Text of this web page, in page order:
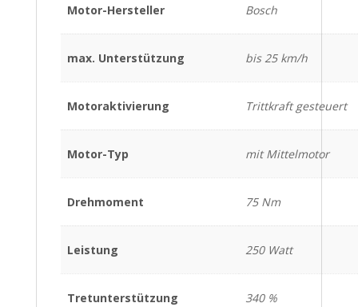
Motor-Hersteller Bosch
max. Unterstützung bis 25 km/h
Motoraktivierung Trittkraft gesteuert
Motor-Typ mit Mittelmotor
Drehmoment 75 Nm
Leistung 250 Watt
Tretunterstützung 340 %